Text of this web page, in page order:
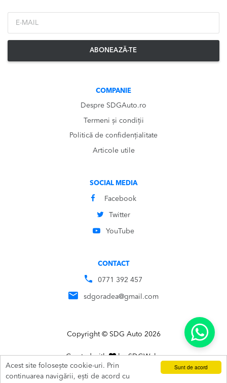
Sunt de acord
Acest site folosește cookie-uri. Prin
continuarea navigării, ești de acord cu
ABONEAZĂ-TE
COMPANIE
Despre SDGAuto.ro
Termeni și condiții
Politică de confidențialitate
Articole utile
SOCIAL MEDIA
Facebook
Twitter
YouTube
CONTACT
0771 392 457
sdgoradea@gmail.com
Copyright © SDG Auto 2026
Created with bySDGWebs
ADAUGĂ ÎN COȘ